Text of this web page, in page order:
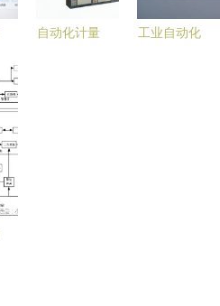
自动化计量
工业自动化